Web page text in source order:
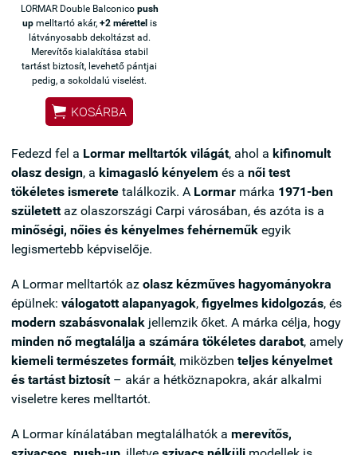
LORMAR Double Balconico push
upmelltartó akár, +2 mérettelis
látványosabb dekoltázst ad.
Merevítős kialakítása stabil
tartást biztosít, levehető pántjai
pedig, a sokoldalú viselést.
 KOSÁRBA
Fedezd fel a Lormar melltartók világát, ahol a kifinomult
olasz design, a kimagasló kényelem és a női test
tökéletes ismerete találkozik. A Lormar márka 1971-ben
születettaz olaszországi Carpi városában, és azóta is a
minőségi, nőies és kényelmes fehérneműk egyik
legismertebb képviselője.
A Lormar melltartók az olasz kézműves hagyományokra
épülnek: válogatott alapanyagok, figyelmes kidolgozás, és
modern szabásvonalak jellemzik őket. A márka célja, hogy
minden nő megtalálja a számára tökéletes darabot, amely
kiemeli természetes formáit, miközben teljes kényelmet
és tartást biztosít– akár a hétköznapokra, akár alkalmi
viseletre keres melltartót.
A Lormar kínálatában megtalálhatók a merevítős,